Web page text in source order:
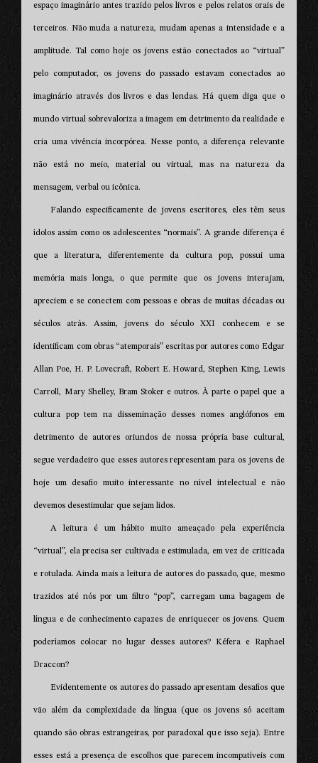
espaço imaginário antes trazido pelos livros e pelos relatos orais de
terceiros. Não muda a natureza, mudam apenas a intensidade e a
amplitude. Tal como hoje os jovens estão conectados ao “virtual”
pelo computador, os jovens do passado estavam conectados ao
imaginário através dos livros e das lendas. Há quem diga que o
mundo virtual sobrevaloriza a imagem em detrimento da realidade e
cria uma vivência incorpórea. Nesse ponto, a diferença relevante
não está no meio, material ou virtual, mas na natureza da
mensagem, verbal ou icônica.
Falando especificamente de jovens escritores, eles têm seus
ídolos assim como os adolescentes “normais”. A grande diferença é
que a literatura, diferentemente da cultura pop, possui uma
memória mais longa, o que permite que os jovens interajam,
apreciem e se conectem com pessoas e obras de muitas décadas ou
séculos atrás. Assim, jovens do século XXI conhecem e se
identificam com obras “atemporais” escritas por autores como Edgar
Allan Poe, H. P. Lovecraft, Robert E. Howard, Stephen King, Lewis
Carroll, Mary Shelley, Bram Stoker e outros. À parte o papel que a
cultura pop tem na disseminação desses nomes anglófonos em
detrimento de autores oriundos de nossa própria base cultural,
segue verdadeiro que esses autores representam para os jovens de
hoje um desafio muito interessante no nível intelectual e não
devemos desestimular que sejam lidos.
A leitura é um hábito muito ameaçado pela experiência
“virtual”, ela precisa ser cultivada e estimulada, em vez de criticada
e rotulada. Ainda mais a leitura de autores do passado, que, mesmo
trazidos até nós por um filtro “pop”, carregam uma bagagem de
língua e de conhecimento capazes de enriquecer os jovens. Quem
poderíamos colocar no lugar desses autores? Kéfera e Raphael
Draccon?
Evidentemente os autores do passado apresentam desafios que
vão além da complexidade da língua (que os jovens só aceitam
quando são obras estrangeiras, por paradoxal que isso seja). Entre
esses está a presença de escolhos que parecem incompatíveis com